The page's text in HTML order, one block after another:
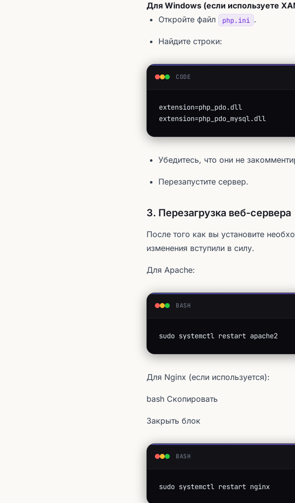
Для Windows (если используете
Откройте файл
php.ini .
Найдите строки:
CODE
extension=php_pdo.dll
extension=php_pdo_mysql.dll
Убедитесь, что они не
Перезапустите сервер.
3. Перезагрузка веб-сервера
После того как вы установите
изменения вступили в силу.
Для Apache:
BASH
sudo systemctl restart apache2
Для Nginx (если используется):
bash Скопировать
Закрыть блок
BASH
sudo systemctl restart nginx